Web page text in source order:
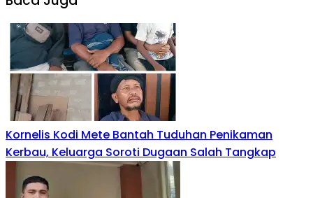
Kornelis Kodi Mete Bantah Tuduhan Penikaman
Kerbau, Keluarga Soroti Dugaan Salah Tangkap